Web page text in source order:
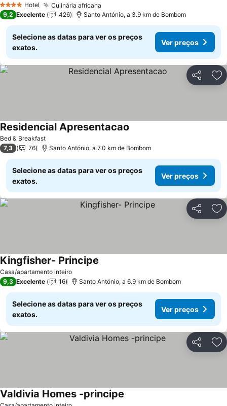
4 EstrelasHotel Culinária africana
9,2 Excelente 426 Santo António, a 3.9 km de Bombom
Selecione as datas para ver os preços
exatos.
Ver preços
Partilhar
Bed & Breakfast
Residencial Apresentacao
7,3 76 Santo António, a 7.0 km de Bombom
Selecione as datas para ver os preços
exatos.
Ver preços
Partilhar
Casa/apartamento inteiro
Kingfisher- Principe
9,3 Excelente 16 Santo António, a 6.9 km de Bombom
Selecione as datas para ver os preços
exatos.
Ver preços
Partilhar
Valdivia Homes -principe